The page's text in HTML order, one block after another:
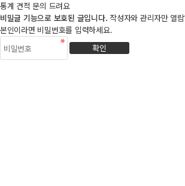
통계 견적 문의 드려요
비밀글 기능으로 보호된 글입니다. 작성자와 관리자만 열
본인이라면 비밀번호를 입력하세요.